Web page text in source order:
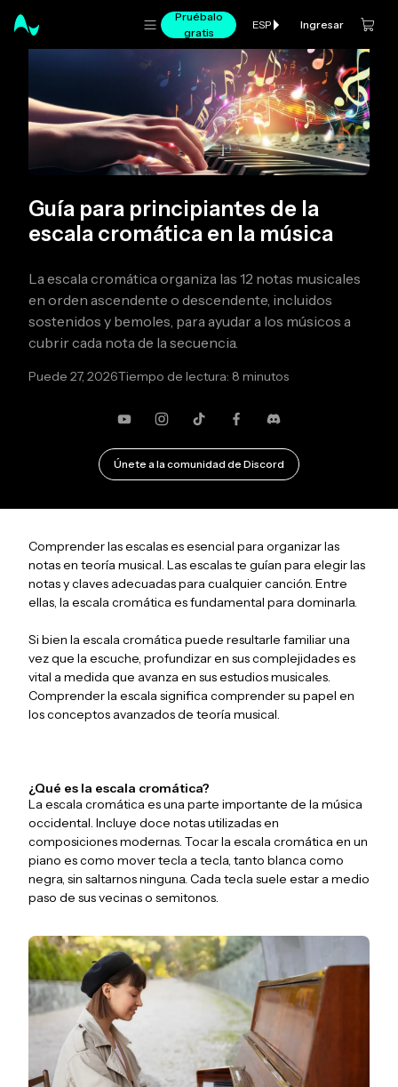
Pruébalo
gratis
ESP Ingresar
Guía para principiantes de la
escala cromática en la música
La escala cromática organiza las 12 notas musicales
en orden ascendente o descendente, incluidos
sostenidos y bemoles, para ayudar a los músicos a
cubrir cada nota de la secuencia.
Puede 27, 2026Tiempo de lectura: 8 minutos
YouTubeInstagram
TikTokFacebook
Discordia
Únete a la comunidad de Discord
Comprender las escalas es esencial para organizar las
notas en teoría musical. Las escalas te guían para elegir las
notas y claves adecuadas para cualquier canción. Entre
ellas, la escala cromática es fundamental para dominarla.
Si bien la escala cromática puede resultarle familiar una
vez que la escuche, profundizar en sus complejidades es
vital a medida que avanza en sus estudios musicales.
Comprender la escala significa comprender su papel en
los conceptos avanzados de teoría musical.
¿Qué es la escala cromática?
La escala cromática es una parte importante de la música
occidental. Incluye doce notas utilizadas en
composiciones modernas. Tocar la escala cromática en un
piano es como mover tecla a tecla, tanto blanca como
negra, sin saltarnos ninguna. Cada tecla suele estar a medio
paso de sus vecinas o semitonos.